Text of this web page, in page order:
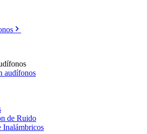
audífonos
de Ruido
Inalámbricos